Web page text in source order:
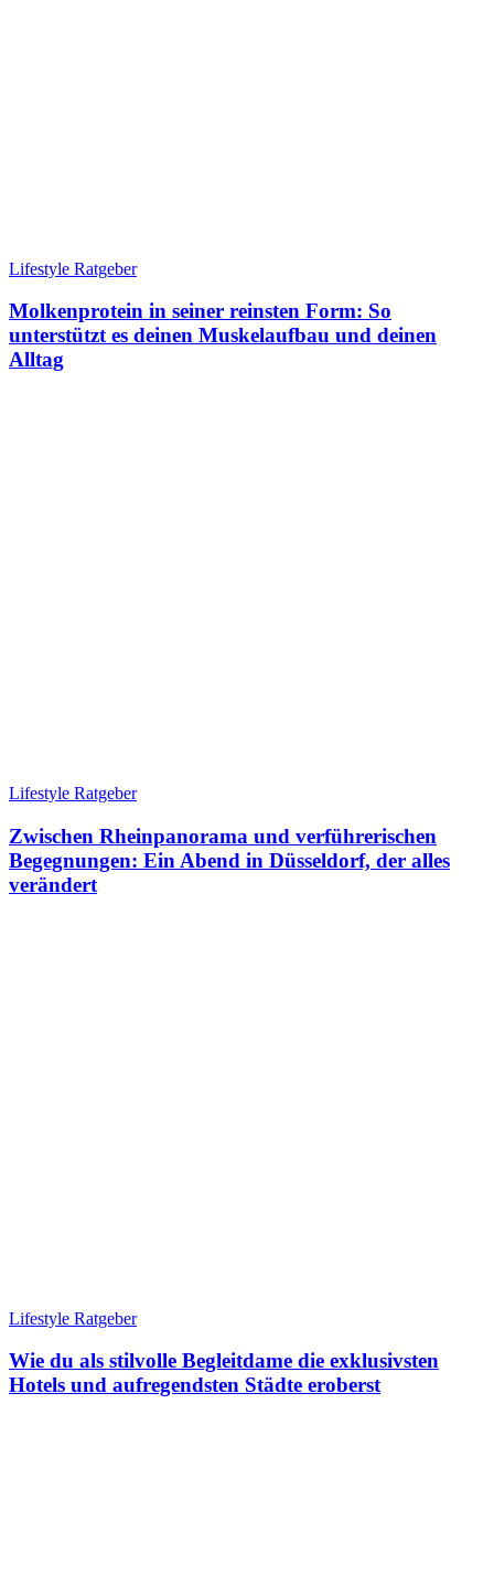
Lifestyle Ratgeber
Molkenprotein in seiner reinsten Form: So
unterstützt es deinen Muskelaufbau und deinen
Alltag
Lifestyle Ratgeber
Zwischen Rheinpanorama und verführerischen
Begegnungen: Ein Abend in Düsseldorf, der alles
verändert
Lifestyle Ratgeber
Wie du als stilvolle Begleitdame die exklusivsten
Hotels und aufregendsten Städte eroberst